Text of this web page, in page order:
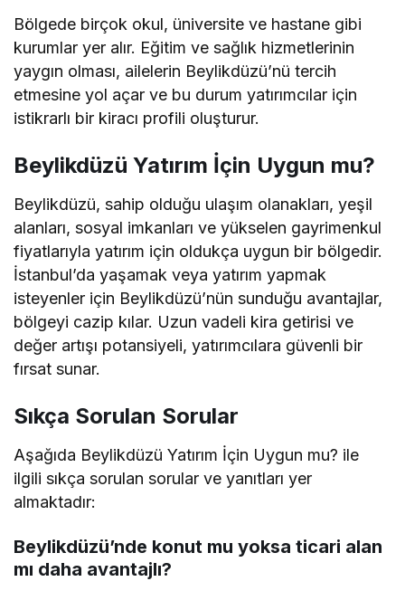
Bölgede birçok okul, üniversite ve hastane gibi
kurumlar yer alır. Eğitim ve sağlık hizmetlerinin
yaygın olması, ailelerin Beylikdüzü’nü tercih
etmesine yol açar ve bu durum yatırımcılar için
istikrarlı bir kiracı profili oluşturur.
Beylikdüzü Yatırım İçin Uygun mu?
Beylikdüzü, sahip olduğu ulaşım olanakları, yeşil
alanları, sosyal imkanları ve yükselen gayrimenkul
fiyatlarıyla yatırım için oldukça uygun bir bölgedir.
İstanbul’da yaşamak veya yatırım yapmak
isteyenler için Beylikdüzü’nün sunduğu avantajlar,
bölgeyi cazip kılar. Uzun vadeli kira getirisi ve
değer artışı potansiyeli, yatırımcılara güvenli bir
fırsat sunar.
Sıkça Sorulan Sorular
Aşağıda Beylikdüzü Yatırım İçin Uygun mu? ile
ilgili sıkça sorulan sorular ve yanıtları yer
almaktadır:
Beylikdüzü’nde konut mu yoksa ticari alan
mı daha avantajlı?